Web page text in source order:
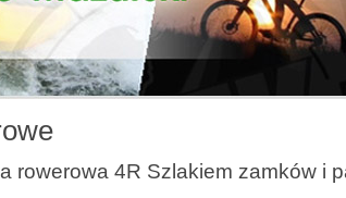
rowerowa 4R Szlakiem zamków i